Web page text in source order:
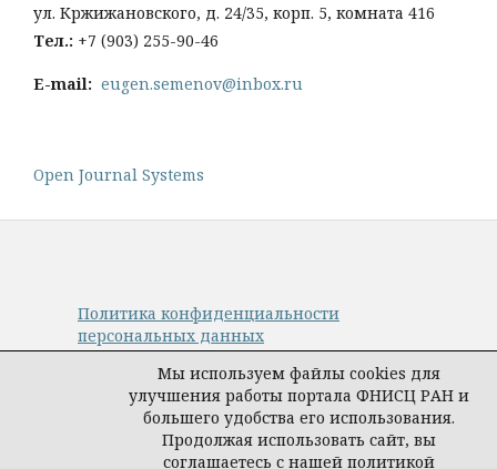
ул. Кржижановского, д. 24/35, корп. 5, комната 416
Тел.: +7 (903) 255-90-46
E-mail: eugen.semenov@inbox.ru
Open Journal Systems
Политика конфиденциальности
персональных данных
© Авторы, журнал «Управление наукой:
теория и практика», 2019–2026
Материалы журнала доступны по
лицензииCreative Commons Attribution
International 4.0 (CC BY).
Мы используем файлы cookies для
улучшения работы портала ФНИСЦ РАН и
большего удобства его использования.
Продолжая использовать сайт, вы
соглашаетесь с нашей политикой